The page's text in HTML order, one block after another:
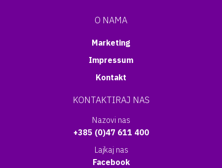
O NAMA
Marketing
Impressum
Kontakt
KONTAKTIRAJ NAS
Nazovi nas
+385 (0)47 611 400
Lajkaj nas
Facebook